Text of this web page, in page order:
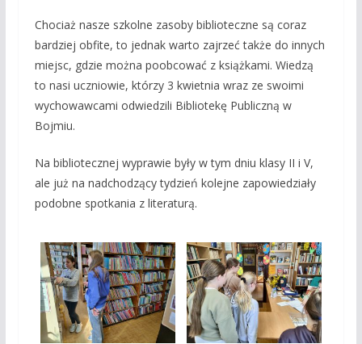
Chociaż nasze szkolne zasoby biblioteczne są coraz
bardziej obfite, to jednak warto zajrzeć także do innych
miejsc, gdzie można poobcować z książkami. Wiedzą
to nasi uczniowie, którzy 3 kwietnia wraz ze swoimi
wychowawcami odwiedzili Bibliotekę Publiczną w
Bojmiu.
Na bibliotecznej wyprawie były w tym dniu klasy II i V,
ale już na nadchodzący tydzień kolejne zapowiedziały
podobne spotkania z literaturą.